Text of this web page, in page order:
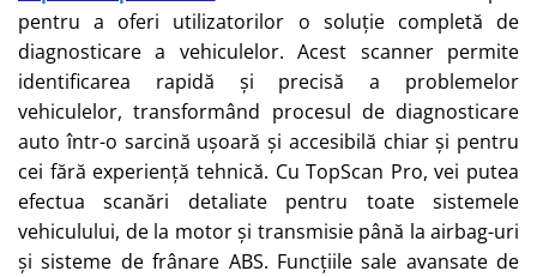
pentru a oferi utilizatorilor o soluție completă de
diagnosticare a vehiculelor. Acest scanner permite
identificarea rapidă și precisă a problemelor
vehiculelor, transformând procesul de diagnosticare
auto într-o sarcină ușoară și accesibilă chiar și pentru
cei fără experiență tehnică. Cu TopScan Pro, vei putea
efectua scanări detaliate pentru toate sistemele
vehiculului, de la motor și transmisie până la airbag-uri
și sisteme de frânare ABS. Funcțiile sale avansate de